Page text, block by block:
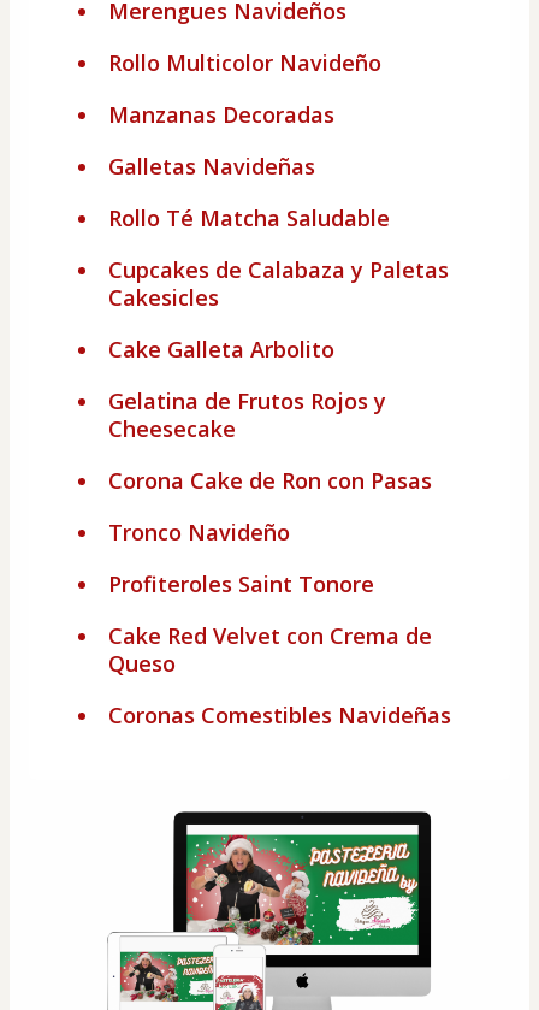
Merengues Navideños
Rollo Multicolor Navideño
Manzanas Decoradas
Galletas Navideñas
Rollo Té Matcha Saludable
Cupcakes de Calabaza y Paletas
Cakesicles
Cake Galleta Arbolito
Gelatina de Frutos Rojos y
Cheesecake
Corona Cake de Ron con Pasas
Tronco Navideño
Profiteroles Saint Tonore
Cake Red Velvet con Crema de
Queso
Coronas Comestibles Navideñas